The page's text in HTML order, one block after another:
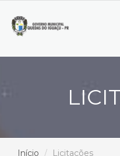
Início Licitações